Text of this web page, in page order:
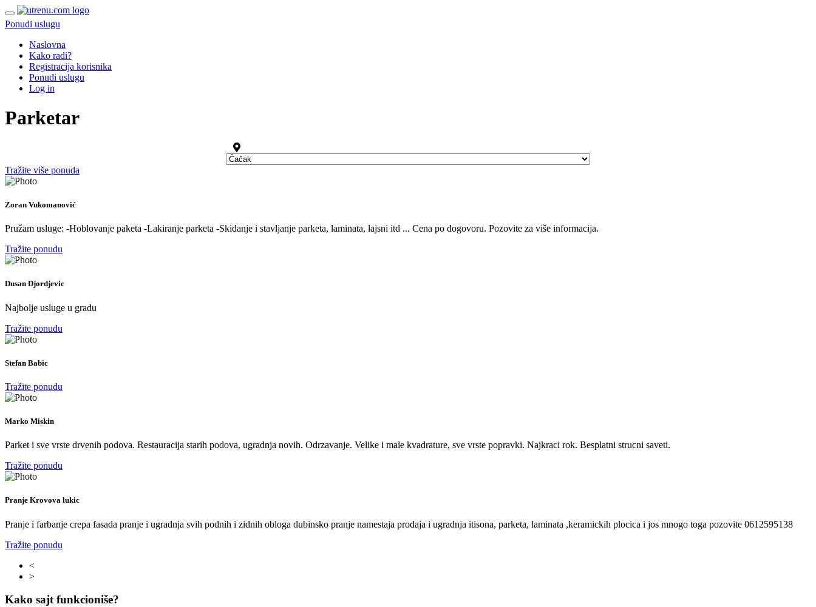
Ponudi uslugu
Naslovna
Kako radi?
Registracija korisnika
Ponudi uslugu
Log in
Parketar
Tražite više ponuda
Zoran Vukomanović
Pružam usluge: -Hoblovanje paketa -Lakiranje parketa -Skidanje i stavljanje parketa, laminata, lajsni itd ... Cena po dogovoru. Pozovite za više informacija.
Tražite ponudu
Dusan Djordjevic
Najbolje usluge u gradu
Tražite ponudu
Stefan Babic
Tražite ponudu
Marko Miskin
Parket i sve vrste drvenih podova. Restauracija starih podova, ugradnja novih. Odrzavanje. Velike i male kvadrature, sve vrste popravki. Najkraci rok. Besplatni strucni saveti.
Tražite ponudu
Pranje Krovova lukic
Pranje i farbanje crepa fasada pranje i ugradnja svih podnih i zidnih obloga dubinsko pranje namestaja prodaja i ugradnja itisona, parketa, laminata ,keramickih plocica i jos mnogo toga pozovite 0612595138
Tražite ponudu
<
>
Kako sajt funkcioniše?